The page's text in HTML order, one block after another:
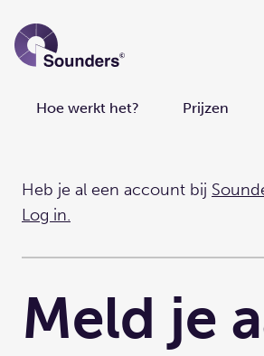
Home pagina
Main navigation
Hoe werkt het? Prijzen
Heb je al een account bij
Log in.
Meld je